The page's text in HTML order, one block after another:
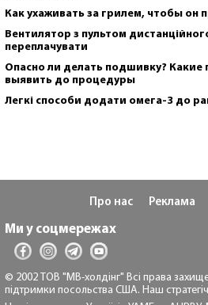
Как ухаживать за грилем, чтобы он
Вентилятор з пультом
переплачувати
Опасно ли делать подшивку? Какие
выявить до процедуры
Легкі способи додати омега-3 до
Про нас Реклама
Ми у соцмережах
© 2002 ТОВ "МВ-холдінг" Всі права
підтримки посольства США. Наш